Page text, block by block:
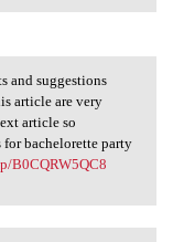
and suggestions
article are very
article so
bachelorette party
B0CQRW5QC8